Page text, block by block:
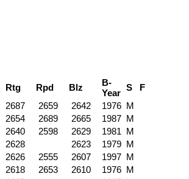
Rtg Rpd Blz
B-
Year
S
F
2687 2659 2642 1976 M
2654 2689 2665 1987 M
2640 2598 2629 1981 M
2628 2623 1979 M
2626 2555 2607 1997 M
2618 2653 2610 1976 M